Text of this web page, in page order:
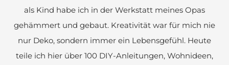
als Kind habe ich in der Werkstatt meines Opas
gehämmert und gebaut. Kreativität war für mich nie
nur Deko, sondern immer ein Lebensgefühl. Heute
teile ich hier über 100 DIY-Anleitungen, Wohnideen,